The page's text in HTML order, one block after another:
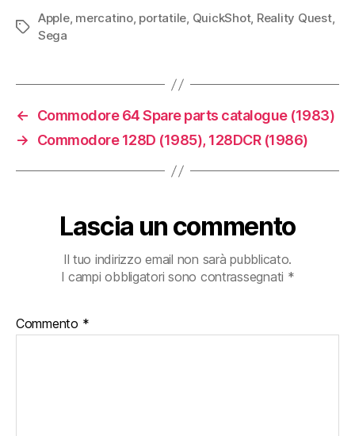
Tag
Apple, mercatino, portatile, QuickShot, Reality Quest,
Sega
←
Commodore 64 Spare parts catalogue (1983)
→
Commodore 128D (1985), 128DCR (1986)
Lascia un commento
Il tuo indirizzo email non sarà pubblicato.
I campi obbligatori sono contrassegnati *
Commento *